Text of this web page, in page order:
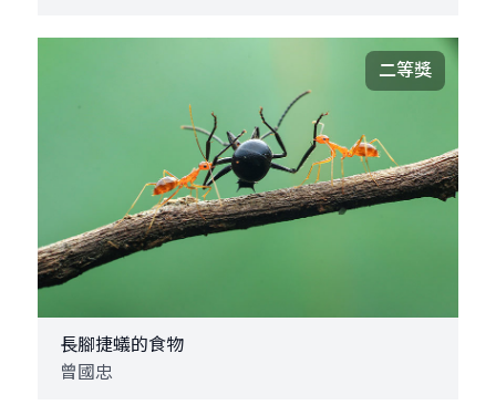
二等獎
長腳捷蟻的食物
曾國忠